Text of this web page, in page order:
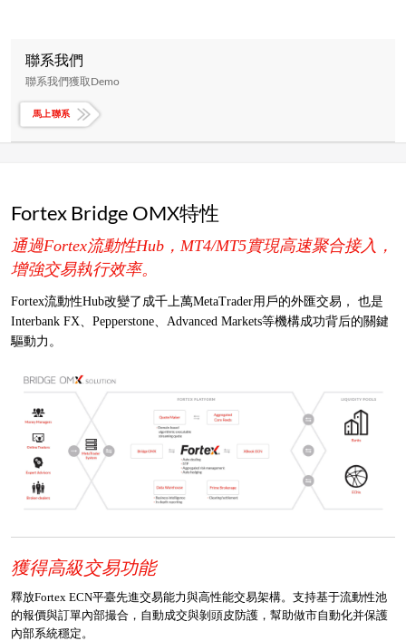
聯系我們
聯系我們獲取Demo
馬上聯系
Fortex Bridge OMX特性
通過Fortex流動性Hub，MT4/MT5實現高速聚合接入，
增強交易執行效率。
Fortex流動性Hub改變了成千上萬MetaTrader用戶的外匯交易， 也是
Interbank FX、Pepperstone、Advanced Markets等機構成功背后的關鍵
驅動力。
獲得高級交易功能
釋放Fortex ECN平臺先進交易能力與高性能交易架構。支持基于流動性池
的報價與訂單內部撮合，自動成交與剝頭皮防護，幫助做市自動化并保護
內部系統穩定。